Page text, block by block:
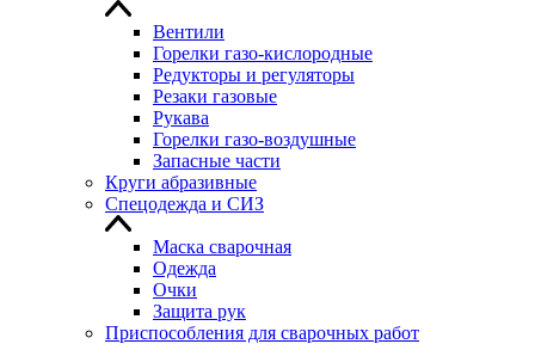
Вентили
Горелки газо-кислородные
Редукторы и регуляторы
Резаки газовые
Рукава
Горелки газо-воздушные
Запасные части
Круги абразивные
Спецодежда и СИЗ
Маска сварочная
Одежда
Очки
Защита рук
Приспособления для сварочных работ